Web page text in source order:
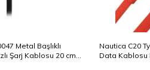
Metal Başlıklı
Şarj Kablosu 20 cm
Nautica C20
Data Kablosu